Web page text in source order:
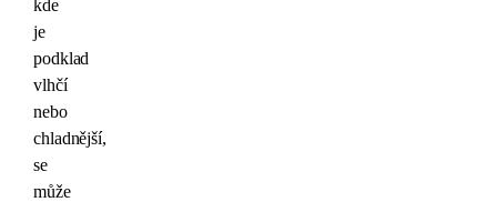
kde
je
podklad
vlhčí
nebo
chladnější,
se
může